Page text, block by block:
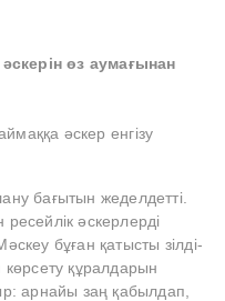
өз аумағынан
әскер енгізу
бағытын жеделдетті.
әскерлерді
бұған қатысты зілді-
құралдарын
арнайы заң қабылдап,